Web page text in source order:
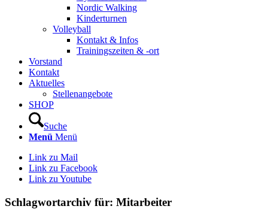
Nordic Walking
Kinderturnen
Volleyball
Kontakt & Infos
Trainingszeiten & -ort
Vorstand
Kontakt
Aktuelles
Stellenangebote
SHOP
Suche
Menü Menü
Link zu Mail
Link zu Facebook
Link zu Youtube
Schlagwortarchiv für: Mitarbeiter